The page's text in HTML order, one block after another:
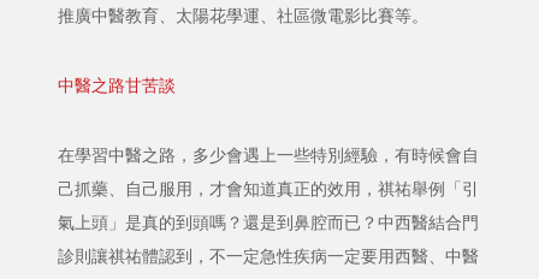
推廣中醫教育、太陽花學運、社區微電影比賽等。
中醫之路甘苦談
在學習中醫之路，多少會遇上一些特別經驗，有時候會自
己抓藥、自己服用，才會知道真正的效用，祺祐舉例「引
氣上頭」是真的到頭嗎？還是到鼻腔而已？中西醫結合門
診則讓祺祐體認到，不一定急性疾病一定要用西醫、中醫